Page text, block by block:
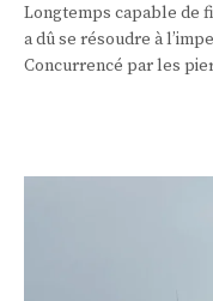
Longtemps capable de
a dû se résoudre à
Concurrencé par les